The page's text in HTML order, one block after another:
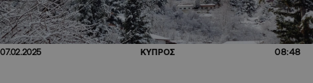
07.02.2025 ΚΥΠΡΟΣ 08:48